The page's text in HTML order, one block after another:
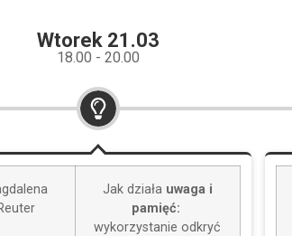
Wtorek 21.03
18.00 - 20.00
Jak działa uwaga i
pamięć:
wykorzystanie odkryć